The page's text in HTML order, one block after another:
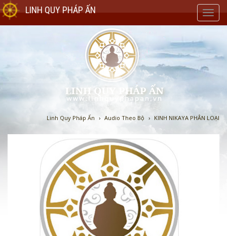
LINH QUY PHÁP ẤN
Linh Quy Pháp Ấn › Audio Theo Bộ › KINH NIKAYA PHÂN LOẠI